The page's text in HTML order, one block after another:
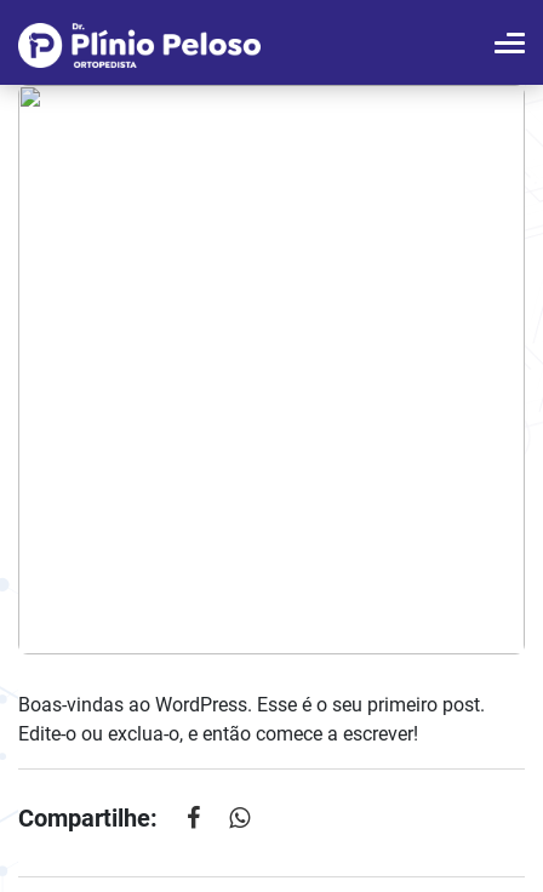
Boas-vindas ao WordPress. Esse é o seu primeiro post.
Edite-o ou exclua-o, e então comece a escrever!
Compartilhe: